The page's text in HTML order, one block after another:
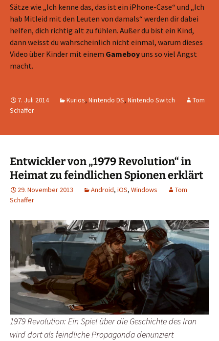
Sätze wie „Ich kenne das, das ist ein iPhone-Case“ und „Ich
hab Mitleid mit den Leuten von damals“ werden dir dabei
helfen, dich richtig alt zu fühlen. Außer du bist ein Kind,
dann weisst du wahrscheinlich nicht einmal, warum dieses
Video über Kinder mit einem Gameboyuns so viel Angst
macht.
7. Juli 2014 Kurios, Nintendo DS, Nintendo Switch
Tom
Schaffer
Entwickler von „1979 Revolution“ in
Heimat zu feindlichen Spionen erklärt
29. November 2013 Android, iOS, Windows
Tom
Schaffer
1979 Revolution: Ein Spiel über die Geschichte des Iran
wird dort als feindliche Propaganda denunziert